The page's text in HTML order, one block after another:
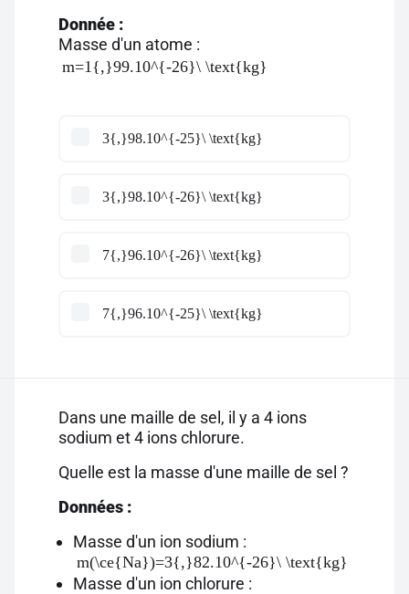
Donnée :
Masse d'un atome :
m=1{,}99.10^{-26}\ \text{kg}
3{,}98.10^{-25}\ \text{kg}
3{,}98.10^{-26}\ \text{kg}
7{,}96.10^{-26}\ \text{kg}
7{,}96.10^{-25}\ \text{kg}
Dans une maille de sel, il y a 4 ions
sodium et 4 ions chlorure.
Quelle est la masse d'une maille de sel ?
Données :
Masse d'un ion sodium :
m(\ce{Na})=3{,}82.10^{-26}\ \text{kg}
Masse d'un ion chlorure :